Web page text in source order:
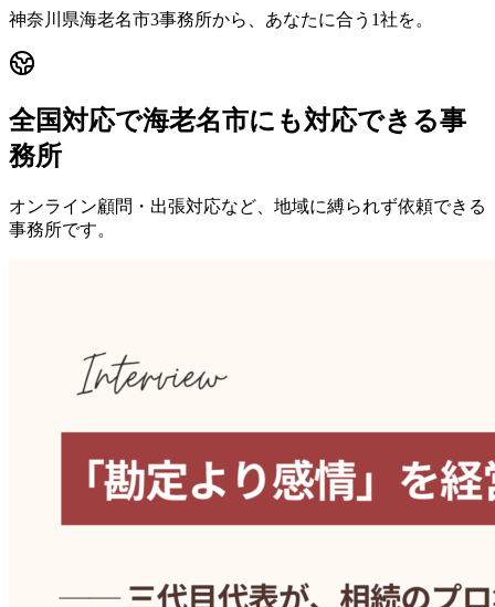
神奈川県海老名市3事務所から、あなたに合う1社を。
全国対応で海老名市にも対応できる事
務所
オンライン顧問・出張対応など、地域に縛られず依頼できる
事務所です。